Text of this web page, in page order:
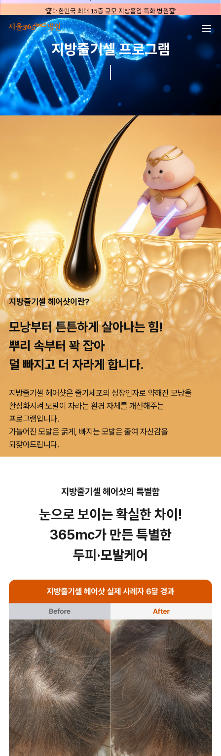
🏆대한민국 최대 15층 규모 지방흡입 특화 병원🏆
🏆대한민국 첫번째 '병원급' 지방흡입 병원🏆
🏆지방흡입 고객 만족도 99.9% 최고치 달성🏆
🏆대한민국 최다 지방흡입 케이스 370,884건🏆
🏆서울365mc병원 부위별 최다 지방흡입 집도의 4관왕!! (2026년 7월 기준)
복부지방흡입 1위 | 서울365mc병원 정원주 원장
허파고리 1위 | 서울365mc병원 이성훈 부병원장(4개월 연속)
얼굴지방흡입 1위 | 서울365mc병원 서성익 원장(3년 연속)
배파가리 1위 | 서울365mc병원 서성익 원장
🏆대한민국 최대 15층 규모 지방흡입 특화 병원🏆
🏆대한민국 첫번째 '병원급' 지방흡입 병원🏆
🏆지방흡입 고객 만족도 99.9% 최고치 달성🏆
🏆대한민국 최다 지방흡입 케이스 370,884건🏆
본문 바로가기
지방줄기셀 프로그램
지방줄기셀 헤어샷이란?
모낭부터 튼튼하게 살아나는 힘!
뿌리 속부터 꽉 잡아
덜 빠지고 더 자라게 합니다.
지방줄기셀 헤어샷은 줄기세포의 성장인자로 약해진 모낭을
활성화시켜 모발이 자라는 환경 자체를 개선해주는
프로그램입니다.
가늘어진 모발은 굵게, 빠지는 모발은 줄여 자신감을
되찾아드립니다.
지방줄기셀 헤어샷의 특별함
눈으로 보이는 확실한 차이!
365mc가 만든 특별한
두피·모발케어